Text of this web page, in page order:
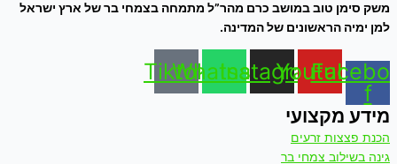
משק סימן טוב במושב כרם מהר”ל מתמחה בצמחי בר של ארץ ישראל
למן ימיה הראשונים של המדינה.
f
Youtube
Instagram
Whatsapp
Tiktok
מידע מקצועי
הכנת פצצות זרעים
גינה בשילוב צמחי בר